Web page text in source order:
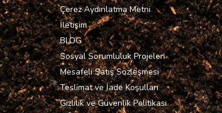
Çerez Aydınlatma Metni
İletişim
BLOG
Sosyal Sorumluluk Projeleri
Mesafeli Satış Sözleşmesi
Teslimat ve İade Koşulları
Gizlilik ve Güvenlik Politikası